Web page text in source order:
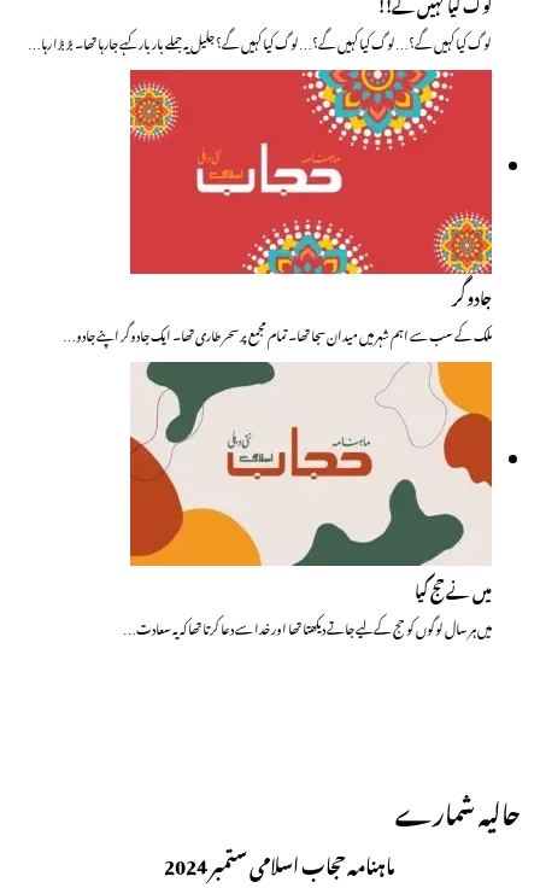
لوگ کیا کہیں گے؟…لوگ کیا کہیں گے؟…لوگ کیا کہیں گے؟ جلیل یہ جملے بار بار کہے جارہا تھا۔ بڑبڑا رہا…
جادوگر
ملک کے سب سے اہم شہر میں میدان سجا تھا۔ تمام مجمع پر سحر طاری تھا۔ ایک جادوگر اپنے جادو…
میں نے حج کیا
میں ہر سال لوگوں کو حج کے لیے جاتے دیکھتا تھا اور خدا سے دعا کرتا تھا کہ یہ سعادت…
حالیہ شمارے
ماہنامہ حجاب اسلامی ستمبر 2024